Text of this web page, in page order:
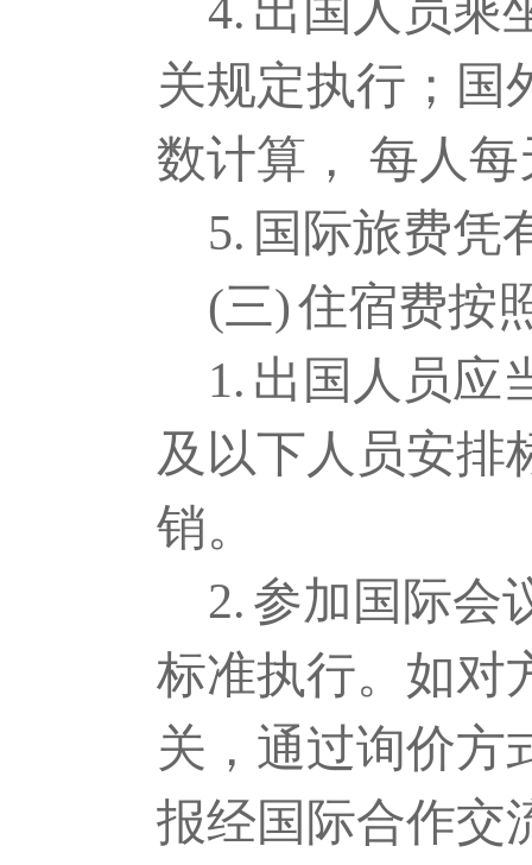
4. 出国人员乘
关规定执行；国
数计算， 每人
5. 国际旅费凭
(三)住宿费按
1. 出国人员应
及以下人员安排
销。
2. 参加国际会
标准执行。如对
关，通过询价方
报经国际合作交